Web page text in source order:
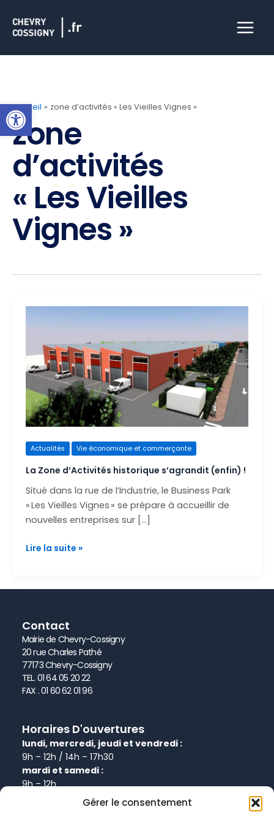
Ouvrir la barre d’outils
Gérer le consentement
contenu
Menu
Accueil zone d’activités « Les Vieilles Vignes »
zone
d’activités
« Les Vieilles
Vignes »
Actualités Vie économique et commerçante
La Zone d’Activités historique s’agrandit (enfin) !
Situé dans la rue de l’Industrie, le Business Park
« Les Vieilles Vignes » se prépare à accueillir de
nouvelles entreprises sur […]
historique
s’agrandit
(enfin)
Lire la suite »
Contact
Mairie de Chevry-Cossigny
20 rue Charles Pathé
77173 Chevry-Cossigny
TEL. 01 64 05 20 22
FAX . 01 60 62 01 96
Horaires D'ouvertures
lundi, mercredi, jeudi et vendredi :
9h – 12h / 14h – 17h30
mardi et samedi :
9h – 12h